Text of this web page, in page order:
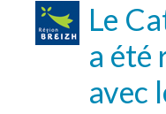
Le
a été
avec